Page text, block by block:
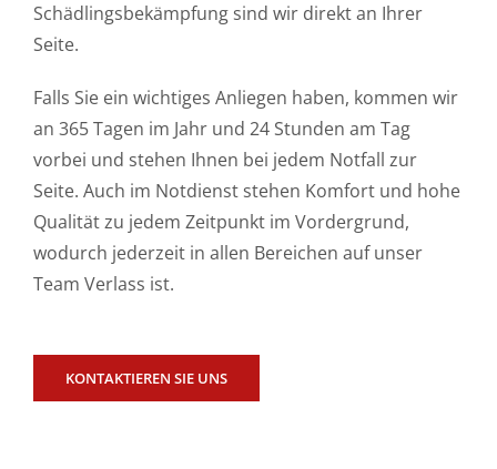
Schädlingsbekämpfung sind wir direkt an Ihrer
Seite.
Falls Sie ein wichtiges Anliegen haben, kommen wir
an 365 Tagen im Jahr und 24 Stunden am Tag
vorbei und stehen Ihnen bei jedem Notfall zur
Seite. Auch im Notdienst stehen Komfort und hohe
Qualität zu jedem Zeitpunkt im Vordergrund,
wodurch jederzeit in allen Bereichen auf unser
Team Verlass ist.
KONTAKTIEREN SIE UNS